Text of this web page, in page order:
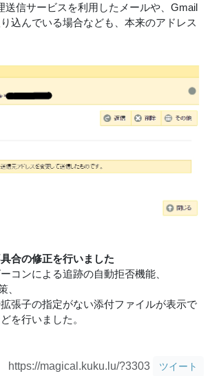
送信サービスを利用したメールや、Gmail
込んでいる場合なども、本来のアドレス
合の修正を行いました
コンによる追跡の自動拒否機能、
、
張子の指定がない添付ファイルが表示で
を行いました。
https://magical.kuku.lu/?3303 ツイート